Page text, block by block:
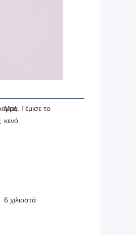
Μαξ. Γέμισε το
κενό
6 χιλιοστά